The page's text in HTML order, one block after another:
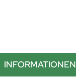
INFORMATIONEN